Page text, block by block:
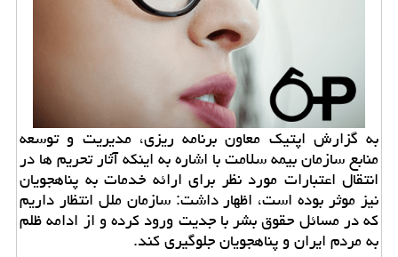
به گزارش اپتیك معاون برنامه ریزی، مدیریت و توسعه
منابع سازمان بیمه سلامت با اشاره به اینكه آثار تحریم ها در
انتقال اعتبارات مورد نظر برای ارائه خدمات به پناهجویان
نیز موثر بوده است، اظهار داشت: سازمان ملل انتظار داریم
كه در مسائل حقوق بشر با جدیت ورود كرده و از ادامه ظلم
به مردم ایران و پناهجویان جلوگیری كند.